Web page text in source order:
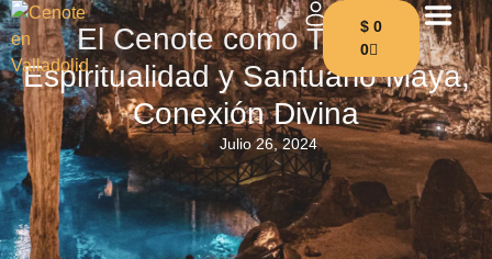
$ 0
0
El Cenote como Templo:
Espiritualidad y Santuario Maya,
Conexión Divina
Julio 26, 2024